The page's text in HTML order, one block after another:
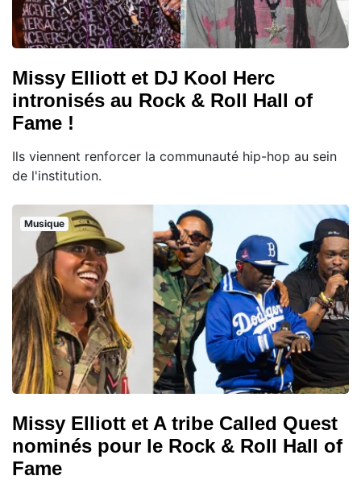
Missy Elliott et DJ Kool Herc
intronisés au Rock & Roll Hall of
Fame !
Ils viennent renforcer la communauté hip-hop au sein
de l'institution.
Musique
Missy Elliott et A tribe Called Quest
nominés pour le Rock & Roll Hall of
Fame